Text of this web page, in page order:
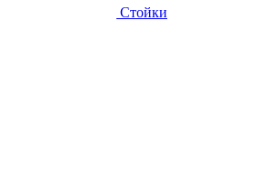
Стойки